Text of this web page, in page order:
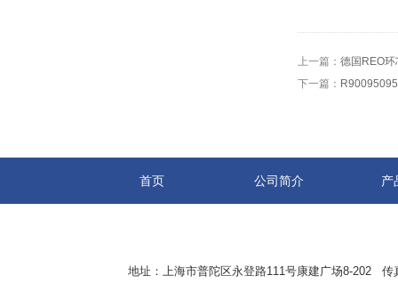
上一篇： 德国REO
下一篇：
首页 公司简介 产
地址：上海市普陀区永登路111号康建广场8-202